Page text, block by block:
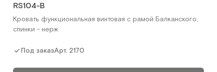
RS104-B
Кровать функциональная винтовая с рамой Балканского,
спинки - нерж
Под заказАрт. 2170